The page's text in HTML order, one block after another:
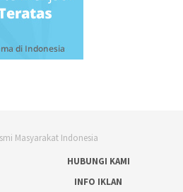
HUBUNGI KAMI
INFO IKLAN